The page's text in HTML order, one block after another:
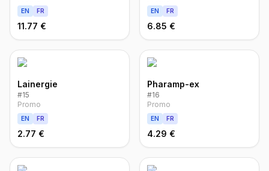
EN FR
11.77 €
EN FR
6.85 €
Lainergie
#15
Promo
EN FR
2.77 €
Pharamp-ex
#16
Promo
EN FR
4.29 €